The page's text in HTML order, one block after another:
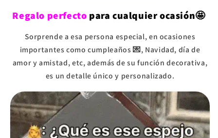
Regalo perfecto para cualquier ocasión🤩
Sorprende a esa persona especial, en ocasiones
importantes como cumpleaños 💌, Navidad, día de
amor y amistad, etc, además de su función decorativa,
es un detalle único y personalizado.